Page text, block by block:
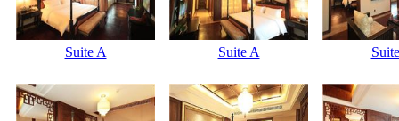
Suite A Suite A